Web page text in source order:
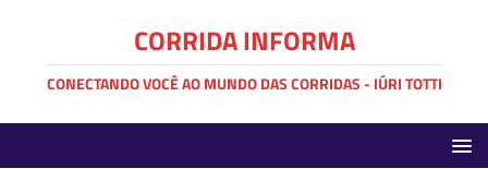
CORRIDA INFORMA
CONECTANDO VOCÊ AO MUNDO DAS CORRIDAS - IÚRI TOTTI